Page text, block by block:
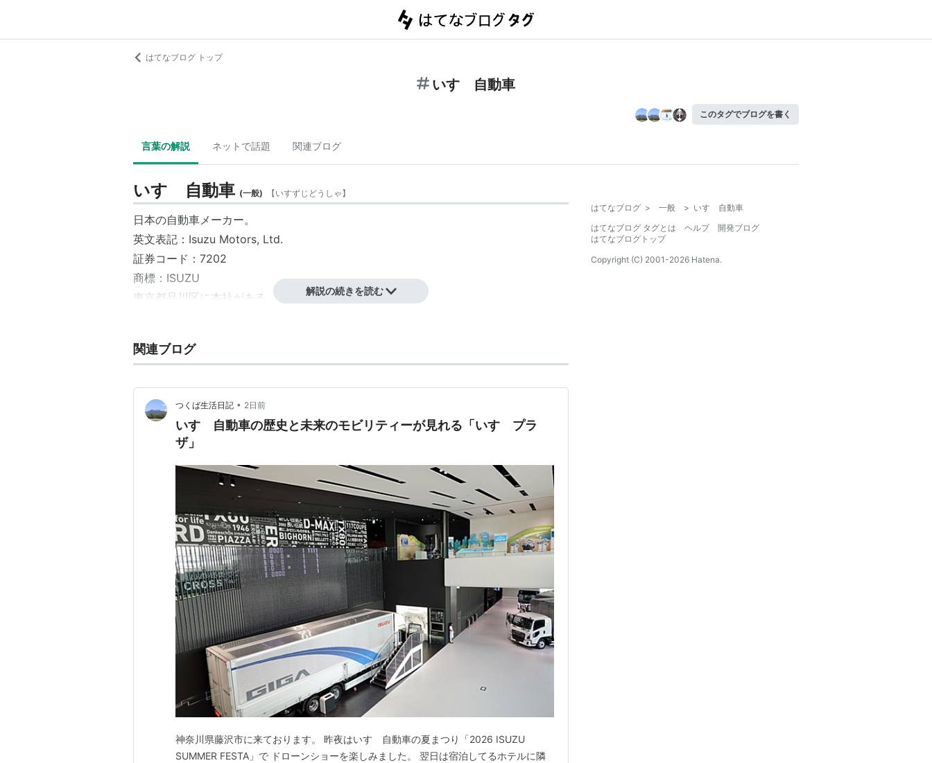
はてなブログ トップ
いすゞ自動車
このタグでブログを書く
言葉の解説 ネットで話題 関連ブログ
いすゞ自動車 (一般) 【いすずじどうしゃ】
日本の自動車メーカー。
英文表記：Isuzu Motors, Ltd.
証券コード：7202
商標： ISUZU
東京都品川区に本社がある。
主にトラックなどの商用車およびディーゼルエンジンなど機器を製造している。
かつては乗用車も製造していた。
1971年に米国の
ゼネラルモーターズ（GM ）社と資本・技術・販売などで包括的に提携
していたが、2006年4月11日に資本提携については解消している。
リスト::自動車
解説の続きを読む
関連ブログ
つくば生活日記 • 2日前
いすゞ自動車の歴史と未来のモビリティーが見れる「いすゞプラ
ザ」
神奈川県藤沢市に来ております。 昨夜はいすゞ自動車の夏まつり「2026 ISUZU
SUMMER FESTA」で ドローンショーを楽しみました。 翌日は宿泊してるホテルに隣
はてなブログ > 一般 > いすゞ自動車
はてなブログ タグとは
ヘルプ
開発ブログ
はてなブログトップ
Copyright (C) 2001-2026 Hatena.